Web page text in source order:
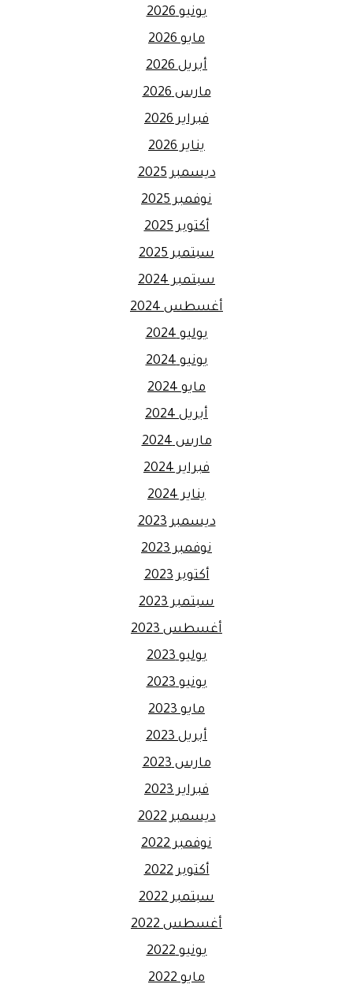
يونيو 2026
مايو 2026
أبريل 2026
مارس 2026
فبراير 2026
يناير 2026
ديسمبر 2025
نوفمبر 2025
أكتوبر 2025
سبتمبر 2025
سبتمبر 2024
أغسطس 2024
يوليو 2024
يونيو 2024
مايو 2024
أبريل 2024
مارس 2024
فبراير 2024
يناير 2024
ديسمبر 2023
نوفمبر 2023
أكتوبر 2023
سبتمبر 2023
أغسطس 2023
يوليو 2023
يونيو 2023
مايو 2023
أبريل 2023
مارس 2023
فبراير 2023
ديسمبر 2022
نوفمبر 2022
أكتوبر 2022
سبتمبر 2022
أغسطس 2022
يونيو 2022
مايو 2022